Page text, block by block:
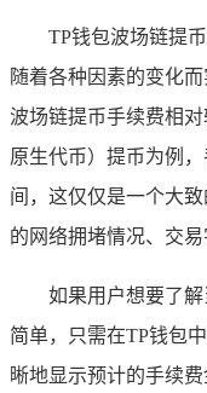
TP钱包波场链提
随着各种因素的变化
波场链提币手续费相
原生代币）提币为例
间，这仅仅是一个大
的网络拥堵情况、交易
如果用户想要了
简单，只需在TP钱包
晰地显示预计的手续